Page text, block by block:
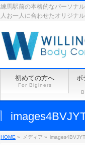
練馬駅前の本格的なパーソナ
人お一人に合わせたオリジナ
初めての方へ
For Biginers
ボ
HOME » メディア »